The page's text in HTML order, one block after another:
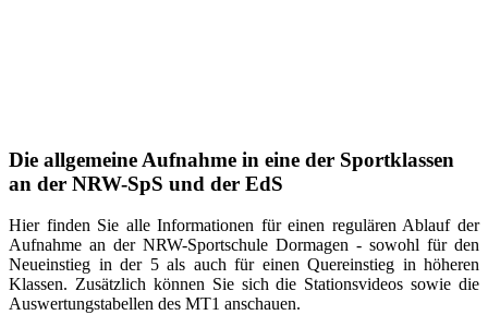
Die allgemeine Aufnahme in eine der Sportklassen
an der NRW-SpS und der EdS
Hier finden Sie alle Informationen für einen regulären Ablauf der
Aufnahme an der NRW-Sportschule Dormagen - sowohl für den
Neueinstieg in der 5 als auch für einen Quereinstieg in höheren
Klassen. Zusätzlich können Sie sich die Stationsvideos sowie die
Auswertungstabellen des MT1 anschauen.